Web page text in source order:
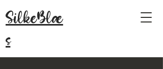
SilkeBlæ
s